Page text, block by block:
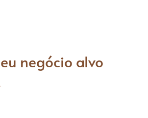
negócio alvo